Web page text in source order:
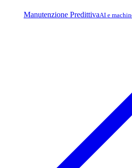
Manutenzione PredittivaAI e